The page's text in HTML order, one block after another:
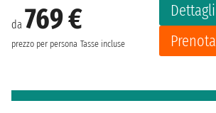
da 769 €
prezzo per persona Tasse incluse
Dettagli
Prenota